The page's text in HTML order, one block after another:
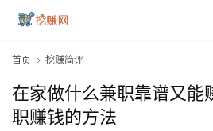
首页 挖赚简评
在家做什么兼职靠谱又能
职赚钱的方法